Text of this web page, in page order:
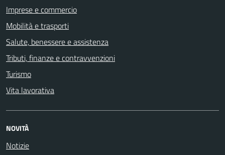
Imprese e commercio
Mobilità e trasporti
Salute, benessere e assistenza
Tributi, finanze e contravvenzioni
Turismo
Vita lavorativa
NOVITÀ
Notizie